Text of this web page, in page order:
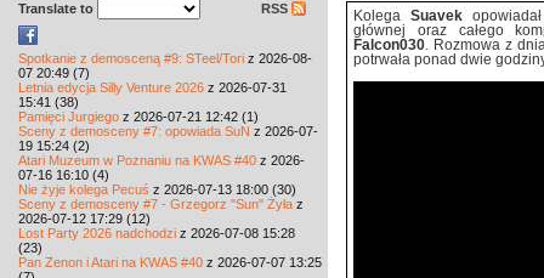
Translate to RSS
Spotkanie z demosceną #9: STeel/Tori z 2026-08-
07 20:49 (7)
Letnia edycja Silly Venture 2026 z 2026-07-31
15:41 (38)
Pamięci Jurgiego z 2026-07-21 12:42 (1)
Sceny z demosceny #7: opowiada SuN z 2026-07-
19 15:24 (2)
Atari Muzeum w Poznaniu na KWAS #40 z 2026-
07-16 16:10 (4)
Nie żyje kolega Pecuś z 2026-07-13 18:00 (30)
Sceny z demosceny #7 - Grzegorz "Sun" Żyła z
2026-07-12 17:29 (12)
Lost Party 2026 nadchodzi z 2026-07-08 15:28
(23)
Pan Zenon i Atari na KWAS #40 z 2026-07-07 13:25
Kolega Suavek
głównej oraz całego
Falcon030 . Rozmowa z
potrwała ponad dwie